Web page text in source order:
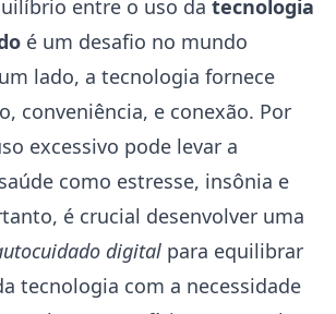
entre o uso da tecnologia
é um desafio no mundo
lado, a tecnologia fornece
conveniência, e conexão. Por
excessivo pode levar a
como estresse, insônia e
é crucial desenvolver uma
digital para equilibrar
tecnologia com a necessidade